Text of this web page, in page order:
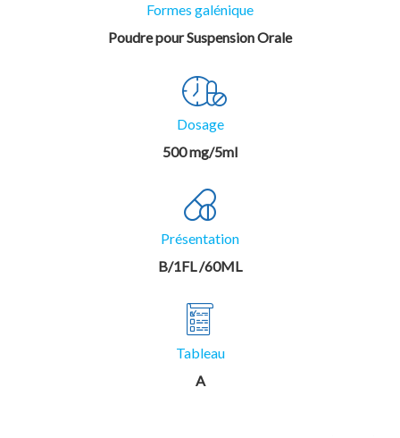
Formes galénique
Poudre pour Suspension Orale
Dosage
500 mg/5ml
Présentation
B/1FL /60ML
Tableau
A